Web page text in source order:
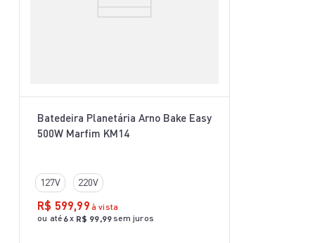
Batedeira Planetária Arno Bake Easy
500W Marfim KM14
127V 220V
R$ 599,99 à vista
ou até 6x R$ 99,99sem juros